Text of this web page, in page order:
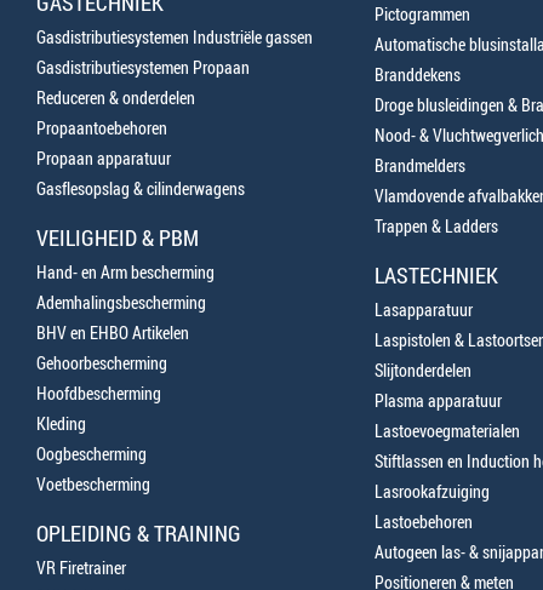
Gasdistributiesystemen Industriële gassen
Gasdistributiesystemen Propaan
Reduceren & onderdelen
Propaantoebehoren
Propaan apparatuur
Gasflesopslag & cilinderwagens
VEILIGHEID & PBM
Hand- en Arm bescherming
Ademhalingsbescherming
BHV en EHBO Artikelen
Gehoorbescherming
Hoofdbescherming
Kleding
Oogbescherming
Voetbescherming
OPLEIDING & TRAINING
VR Firetrainer
Pictogrammen
Automatische
Branddekens
Droge blusleidingen &
Nood- &
Brandmelders
Vlamdovende
Trappen & Ladders
LASTECHNIEK
Lasapparatuur
Laspistolen &
Slijtonderdelen
Plasma apparatuur
Lastoevoegmaterialen
Stiftlassen en Induction
Lasrookafzuiging
Lastoebehoren
Autogeen las- &
Positioneren & meten